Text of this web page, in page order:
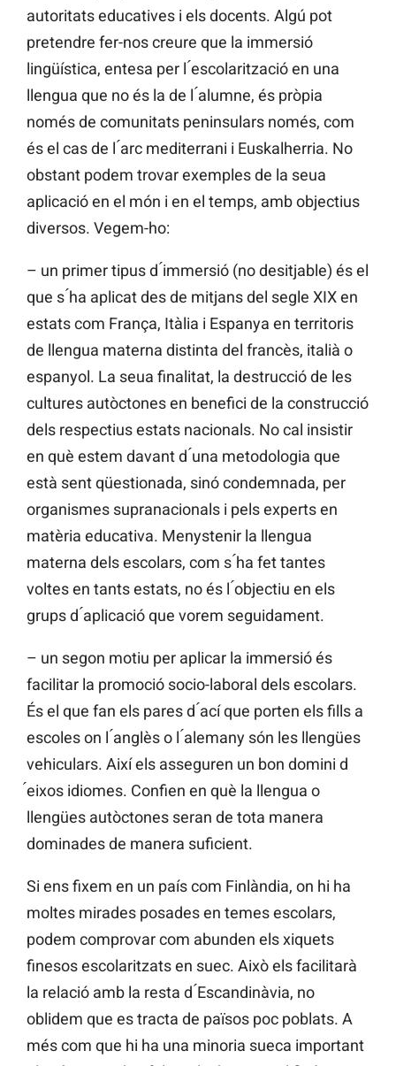
autoritats educatives i els docents. Algú pot
pretendre fer-nos creure que la immersió
lingüística, entesa per l ́escolarització en una
llengua que no és la de l ́alumne, és pròpia
només de comunitats peninsulars només, com
és el cas de l ́arc mediterrani i Euskalherria. No
obstant podem trovar exemples de la seua
aplicació en el món i en el temps, amb objectius
diversos. Vegem-ho:
– un primer tipus d ́immersió (no desitjable) és el
que s ́ha aplicat des de mitjans del segle XIX en
estats com França, Itàlia i Espanya en territoris
de llengua materna distinta del francès, italià o
espanyol. La seua finalitat, la destrucció de les
cultures autòctones en benefici de la construcció
dels respectius estats nacionals. No cal insistir
en què estem davant d ́una metodologia que
està sent qüestionada, sinó condemnada, per
organismes supranacionals i pels experts en
matèria educativa. Menystenir la llengua
materna dels escolars, com s ́ha fet tantes
voltes en tants estats, no és l ́objectiu en els
grups d ́aplicació que vorem seguidament.
– un segon motiu per aplicar la immersió és
facilitar la promoció socio-laboral dels escolars.
És el que fan els pares d ́ací que porten els fills a
escoles on l ́anglès o l ́alemany són les llengües
vehiculars. Així els asseguren un bon domini d
́eixos idiomes. Confien en què la llengua o
llengües autòctones seran de tota manera
dominades de manera suficient.
Si ens fixem en un país com Finlàndia, on hi ha
moltes mirades posades en temes escolars,
podem comprovar com abunden els xiquets
finesos escolaritzats en suec. Això els facilitarà
la relació amb la resta d ́Escandinàvia, no
oblidem que es tracta de països poc poblats. A
més com que hi ha una minoria sueca important